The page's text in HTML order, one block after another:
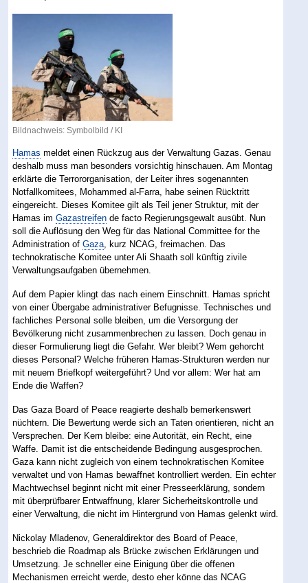
Bildnachweis: Symbolbild / KI
Hamas meldet einen Rückzug aus der Verwaltung Gazas. Genau
deshalb muss man besonders vorsichtig hinschauen. Am Montag
erklärte die Terrororganisation, der Leiter ihres sogenannten
Notfallkomitees, Mohammed al-Farra, habe seinen Rücktritt
eingereicht. Dieses Komitee gilt als Teil jener Struktur, mit der
Hamas imGazastreifen de facto Regierungsgewalt ausübt. Nun
soll die Auflösung den Weg für das National Committee for the
Administration ofGaza, kurz NCAG, freimachen. Das
technokratische Komitee unter Ali Shaath soll künftig zivile
Verwaltungsaufgaben übernehmen.
Auf dem Papier klingt das nach einem Einschnitt. Hamas spricht
von einer Übergabe administrativer Befugnisse. Technisches und
fachliches Personal solle bleiben, um die Versorgung der
Bevölkerung nicht zusammenbrechen zu lassen. Doch genau in
dieser Formulierung liegt die Gefahr. Wer bleibt? Wem gehorcht
dieses Personal? Welche früheren Hamas-Strukturen werden nur
mit neuem Briefkopf weitergeführt? Und vor allem: Wer hat am
Ende die Waffen?
Das Gaza Board of Peace reagierte deshalb bemerkenswert
nüchtern. Die Bewertung werde sich an Taten orientieren, nicht an
Versprechen. Der Kern bleibe: eine Autorität, ein Recht, eine
Waffe. Damit ist die entscheidende Bedingung ausgesprochen.
Gaza kann nicht zugleich von einem technokratischen Komitee
verwaltet und von Hamas bewaffnet kontrolliert werden. Ein echter
Machtwechsel beginnt nicht mit einer Presseerklärung, sondern
mit überprüfbarer Entwaffnung, klarer Sicherheitskontrolle und
einer Verwaltung, die nicht im Hintergrund von Hamas gelenkt wird.
Nickolay Mladenov, Generaldirektor des Board of Peace,
beschrieb die Roadmap als Brücke zwischen Erklärungen und
Umsetzung. Je schneller eine Einigung über die offenen
Mechanismen erreicht werde, desto eher könne das NCAG